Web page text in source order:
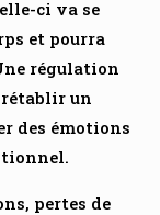
ci va se
et pourra
régulation
rétablir un
des émotions
pertes de